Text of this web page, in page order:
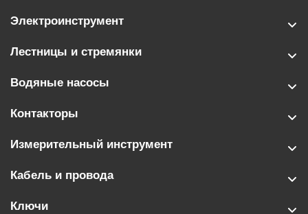
Электроинструмент
Лестницы и стремянки
Водяные насосы
Контакторы
Измерительный инструмент
Кабель и провода
Ключи